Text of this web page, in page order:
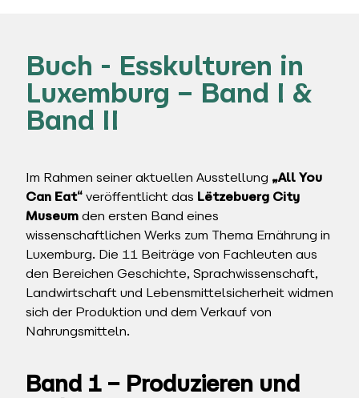
Buch - Esskulturen in
Luxemburg – Band I &
Band II
Im Rahmen seiner aktuellen Ausstellung „All You
Can Eat“ veröffentlicht das Lëtzebuerg City
Museum den ersten Band eines
wissenschaftlichen Werks zum Thema Ernährung in
Luxemburg. Die 11 Beiträge von Fachleuten aus
den Bereichen Geschichte, Sprachwissenschaft,
Landwirtschaft und Lebensmittelsicherheit widmen
sich der Produktion und dem Verkauf von
Nahrungsmitteln.
Band 1 – Produzieren und